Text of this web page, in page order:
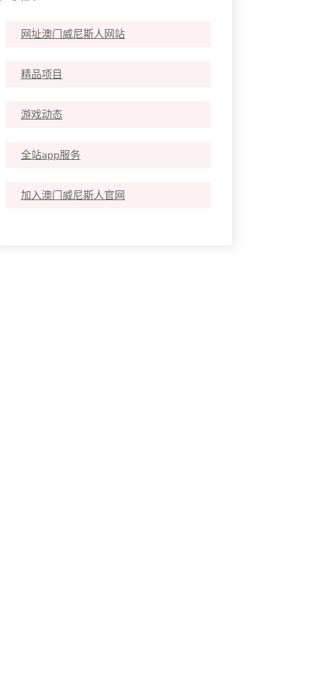
网址澳门威尼斯人网站
精品项目
游戏动态
全站app服务
加入澳门威尼斯人官网